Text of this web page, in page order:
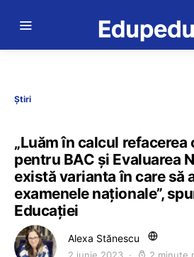
Știri
„Luăm în calcul
pentru BAC și Evaluarea
există varianta în care să
examenele naționale”,
Educației
Alexa Stănescu